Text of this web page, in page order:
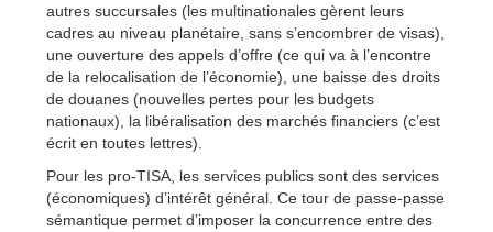
autres succursales (les multinationales gèrent leurs
cadres au niveau planétaire, sans s’encombrer de visas),
une ouverture des appels d’offre (ce qui va à l’encontre
de la relocalisation de l’économie), une baisse des droits
de douanes (nouvelles pertes pour les budgets
nationaux), la libéralisation des marchés financiers (c’est
écrit en toutes lettres).
Pour les pro-TISA, les services publics sont des services
(économiques) d’intérêt général. Ce tour de passe-passe
sémantique permet d’imposer la concurrence entre des